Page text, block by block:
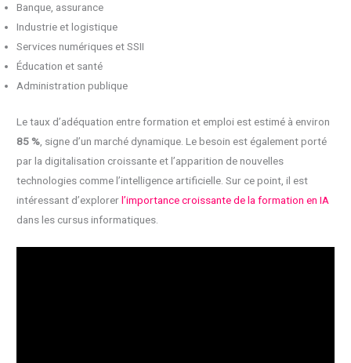
Banque, assurance
Industrie et logistique
Services numériques et SSII
Éducation et santé
Administration publique
Le taux d’adéquation entre formation et emploi est estimé à environ
85 % , signe d’un marché dynamique. Le besoin est également porté
par la digitalisation croissante et l’apparition de nouvelles
technologies comme l’intelligence artificielle. Sur ce point, il est
intéressant d’explorerl’importance croissante de la formation en IA
dans les cursus informatiques.